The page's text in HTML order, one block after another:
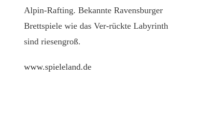
Alpin-Rafting. Bekannte Ravensburger
Brettspiele wie das Ver-rückte Labyrinth
sind riesengroß.
www.spieleland.de